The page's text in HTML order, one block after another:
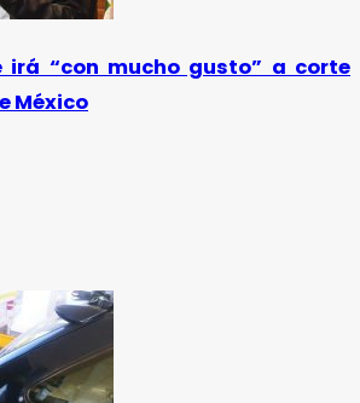
irá “con mucho gusto” a corte
México